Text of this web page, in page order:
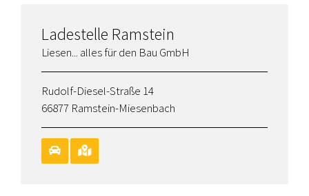
Ladestelle Ramstein
Liesen... alles für den Bau GmbH
Rudolf-Diesel-Straße 14
66877 Ramstein-Miesenbach